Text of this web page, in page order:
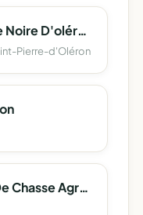
Conservatoire De L'abeille Noire D'oléron
Pierre-d'Oléron
Association Communale De Chasse Agreee De Saint Pierre D'oleron